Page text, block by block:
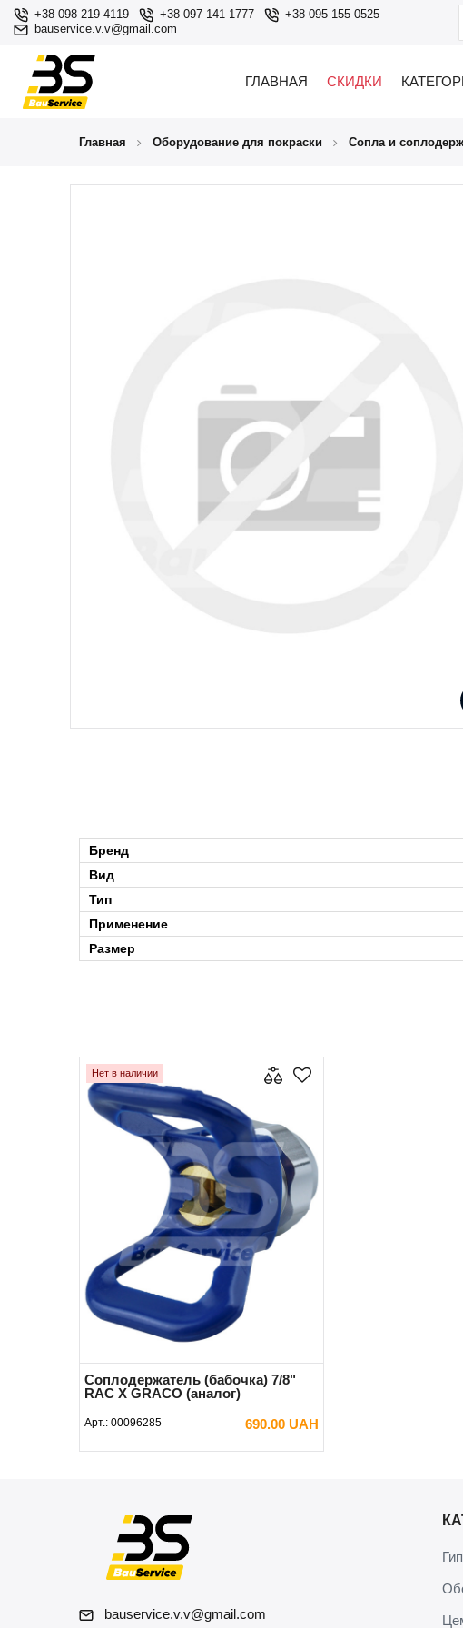
+38 098 219 4119 +38 097 141 1777
+38 095 155 0525
bauservice.v.v@gmail.com
ГЛАВНАЯ СКИДКИ
Главная Оборудование для покраски Сопла и
Бренд
Вид
Тип
Применение
Размер
Нет в наличии
Соплодержатель (бабочка) 7/8"
RAC X GRACO (аналог)
Арт.: 00096285 690.00 UAH
Предзаказ
bauservice.v.v@gmail.com